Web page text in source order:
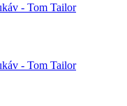
- Tom Tailor
- Tom Tailor